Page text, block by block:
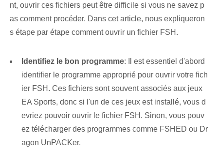
nt, ouvrir ces fichiers peut être difficile si vous ne savez p
as comment procéder. Dans cet article, nous expliqueron
s étape par étape comment ouvrir un fichier FSH.
Identifiez le bon programme: Il est essentiel d'abord
identifier le programme approprié pour ouvrir votre fich
ier FSH. Ces fichiers sont souvent associés aux jeux
EA Sports, donc si l'un de ces jeux est installé, vous d
evriez pouvoir ouvrir le fichier FSH. Sinon, vous pouv
ez télécharger des programmes comme FSHED​ ou Dr
agon UnPACKer.